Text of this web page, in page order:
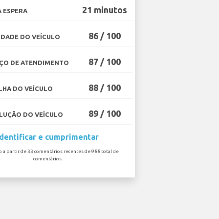
ESPERA 21 minutos
DO VEÍCULO 86 / 100
DE ATENDIMENTO 87 / 100
DO VEÍCULO 88 / 100
DO VEÍCULO 89 / 100
e cumprimentar
a partir de 33 comentários recentes de 988 total de
comentários.